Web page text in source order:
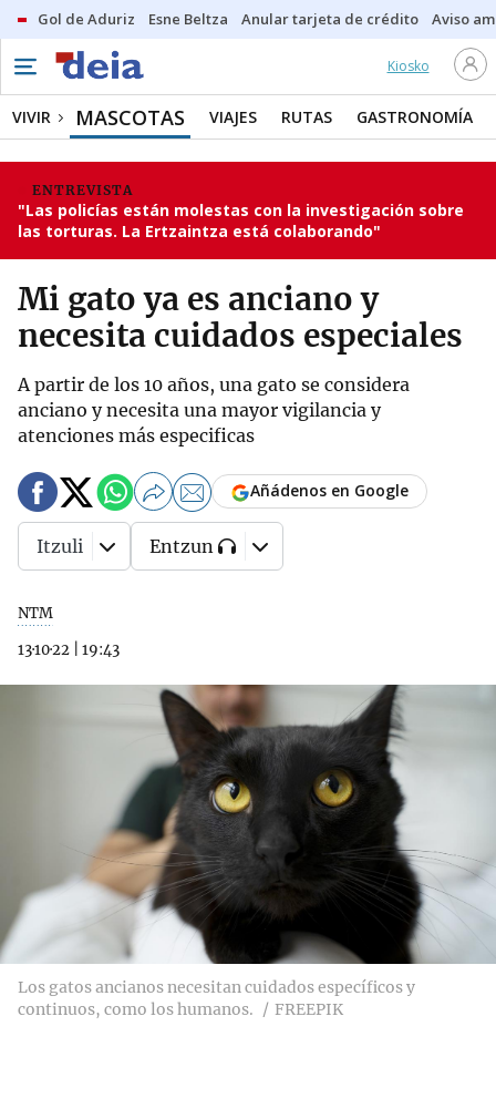
Gol de Aduriz Esne Beltza Anular tarjeta de crédito Aviso
Kiosko
VIVIR MASCOTAS VIAJES RUTAS GASTRONOMÍA
ENTREVISTA
"Las policías están molestas con la investigación sobre
las torturas. La Ertzaintza está colaborando"
Mi gato ya es anciano y
necesita cuidados especiales
A partir de los 10 años, una gato se considera
anciano y necesita una mayor vigilancia y
atenciones más especificas
NTM
13·10·22
19:43
Añádenos en Google
Itzuli Entzun
Los gatos ancianos necesitan cuidados específicos y
continuos, como los humanos.
FREEPIK